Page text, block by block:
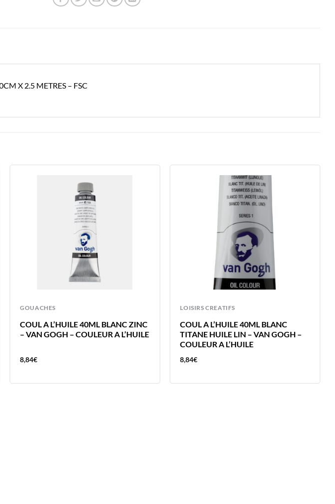
X 2.5 METRES – FSC
GOUACHES
COUL A L’HUILE 40ML BLANC ZINC
– VAN GOGH – COULEUR A L’HUILE
8,84€
LOISIRS CREATIFS
COUL A L’HUILE 40ML BLANC
TITANE HUILE LIN – VAN GOGH –
COULEUR A L’HUILE
8,84€